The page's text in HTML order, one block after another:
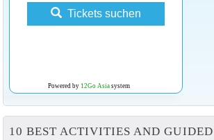
Tickets suchen
Powered by 12Go Asiasystem
10 BEST ACTIVITIES AND